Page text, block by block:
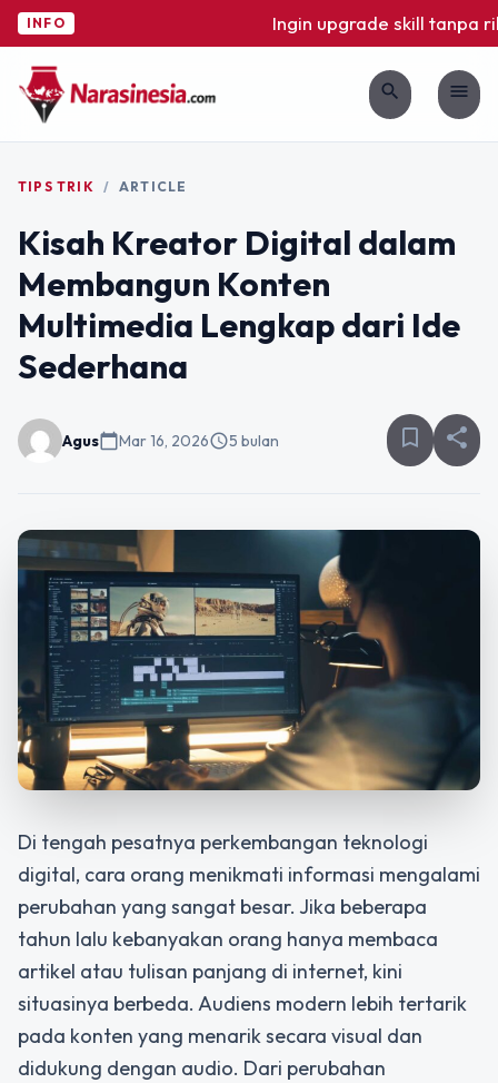
INFO Ingin upgrade skill tanpa
search menu
TIPS TRIK / ARTICLE
Kisah Kreator Digital dalam
Membangun Konten
Multimedia Lengkap dari Ide
Sederhana
Aguscalendar_todayMar 16, 2026schedule5 bulan bookmark_border share
Di tengah pesatnya perkembangan teknologi
digital, cara orang menikmati informasi mengalami
perubahan yang sangat besar. Jika beberapa
tahun lalu kebanyakan orang hanya membaca
artikel atau tulisan panjang di internet, kini
situasinya berbeda. Audiens modern lebih tertarik
pada konten yang menarik secara visual dan
didukung dengan audio. Dari perubahan